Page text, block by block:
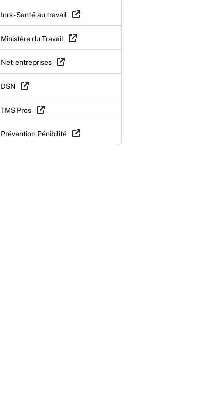
Inrs - Santé au travail
Ministère du Travail
Net-entreprises
DSN
TMS Pros
Prévention Pénibilité